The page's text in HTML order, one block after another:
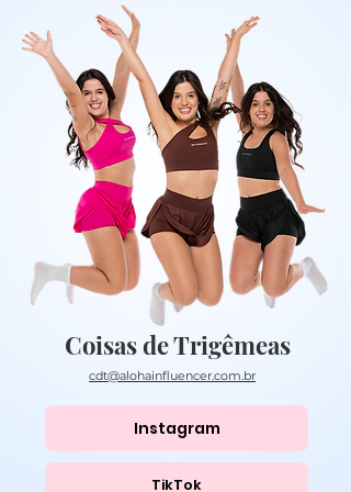
Coisas de Trigêmeas
cdt@alohainfluencer.com.br
Instagram
TikTok